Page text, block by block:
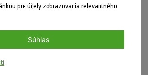
a delegát/ka SR pri OSN (2026–2028)
pre účely zobrazovania relevantného
Súhlas